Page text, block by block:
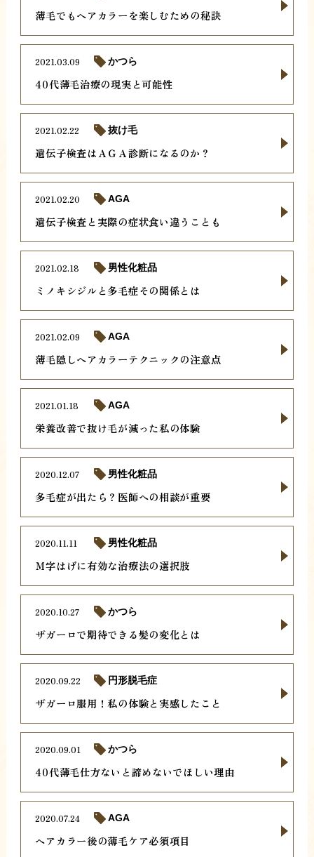
薄毛でもヘアカラーを楽しむための秘訣
40代薄毛治療の現実と可能性
2021.03.09 かつら
遺伝子検査はＡＧＡ診断になるのか？
2021.02.22 抜け毛
遺伝子検査と実際の症状食い違うことも
2021.02.20 AGA
ミノキシジルと多毛症その関係とは
2021.02.18 男性化粧品
薄毛隠しヘアカラーテクニックの注意点
2021.02.09 AGA
栄養改善で抜け毛が減った私の体験
2021.01.18 AGA
多毛症が出たら？医師への相談が重要
2020.12.07 男性化粧品
Ｍ字はげに有効な治療法の選択肢
2020.11.11 男性化粧品
ザガーロで期待できる髪の変化とは
2020.10.27 かつら
ザガーロ服用！私の体験と実感したこと
2020.09.22 円形脱毛症
40代薄毛仕方ないと諦めないでほしい理由
2020.09.01 かつら
ヘアカラー後の薄毛ケア必須項目
2020.07.24 AGA